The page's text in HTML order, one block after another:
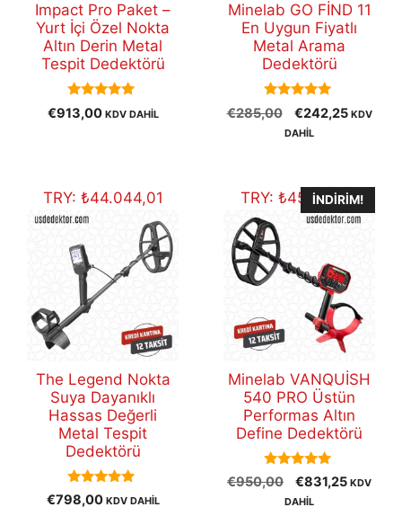
Impact Pro Paket –
Yurt İçi Özel Nokta
Altın Derin Metal
Tespit Dedektörü
5.00
out of 5
€913,00 KDV DAHİL
Minelab GO FİND 11
En Uygun Fiyatlı
Metal Arama
Dedektörü
5.00
out of 5
€285,00
Orijinal
fiyat:
€242,25Şu
KDV
DAHİL
TRY: ₺44.044,01
The Legend Nokta
Suya Dayanıklı
Hassas Değerli
Metal Tespit
Dedektörü
5.00
out of 5
€798,00 KDV DAHİL
TRY: ₺45.879,18
İNDIRIM!
Minelab VANQUİSH
540 PRO Üstün
Performas Altın
Define Dedektörü
5.00
out of 5
€950,00
Orijinal
fiyat:
€831,25Şu
KDV
DAHİL